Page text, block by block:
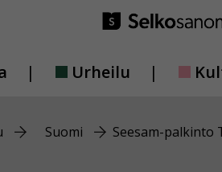
Urheilu
Suomi Seesam-palkinto